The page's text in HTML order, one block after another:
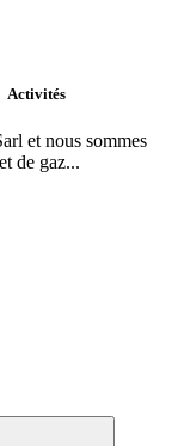
Activités
et nous sommes
de gaz...